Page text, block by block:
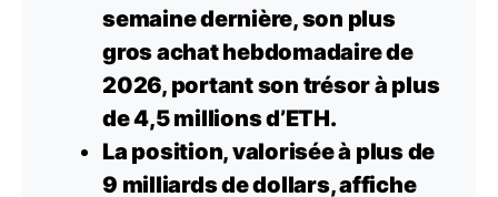
semaine dernière, son plus
gros achat hebdomadaire de
2026, portant son trésor à plus
de 4,5 millions d’ETH.
La position, valorisée à plus de
9 milliards de dollars, affiche